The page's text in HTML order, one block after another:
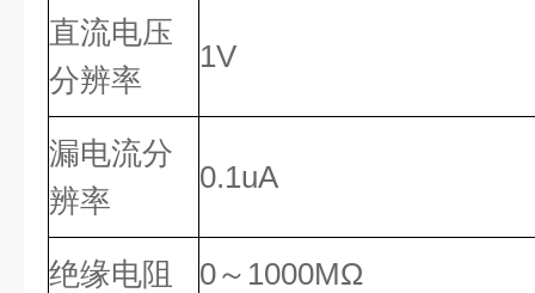
直流电压
分辨率
1V
漏电流分
辨率
0.1uA
绝缘电阻 0～1000MΩ